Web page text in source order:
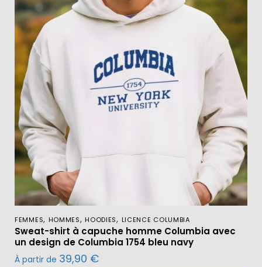
FEMMES, HOMMES, HOODIES, LICENCE COLUMBIA
Sweat-shirt à capuche homme Columbia avec
un design de Columbia 1754 bleu navy
À partir de 39,90 €